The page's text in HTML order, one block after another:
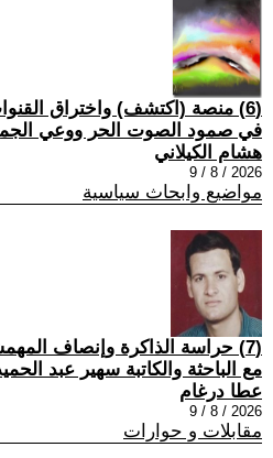
(6) منصة (اكتشف) واختراق
في صمود الصوت الحر ووعي
هشام الكيلاني
2026 / 8 / 9
مواضيع وابحاث سياسية
(7) حراسة الذاكرة وإنصاف
مع الباحثة والكاتبة سهير عبد
عطا درغام
2026 / 8 / 9
مقابلات و حوارات